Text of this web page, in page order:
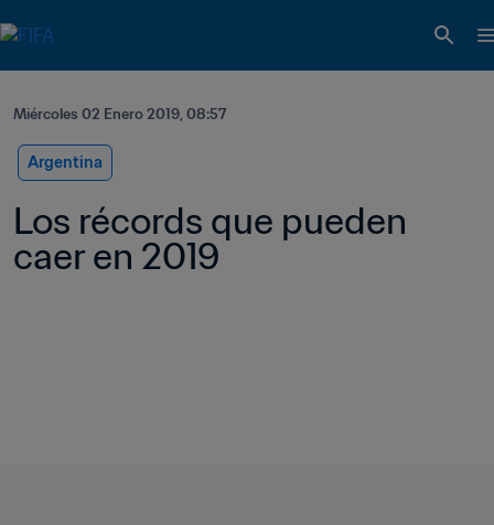
Miércoles 02 Enero 2019, 08:57
Argentina
Los récords que pueden
caer en 2019